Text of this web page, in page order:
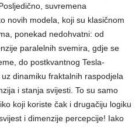
suvremena
novih modela, koji su klasičnom
ponekad nedohvatni: od
paralelnih svemira, gdje se
do postkvantnog Tesla-
dinamiku fraktalnih raspodjela
i stanja svijesti. To su samo
koji koriste čak i drugačiju logiku
i dimenzije percepcije! Iako